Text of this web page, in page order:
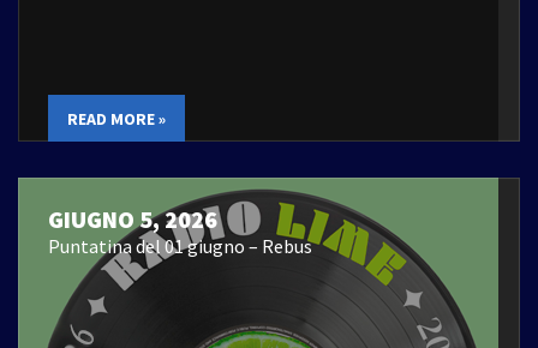
READ MORE »
GIUGNO 5, 2026
Puntatina del 01 giugno – Rebus